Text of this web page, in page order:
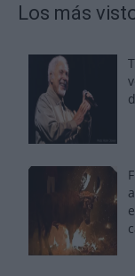
Los más